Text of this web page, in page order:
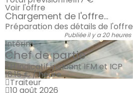
Voir l'offre
Chargement de l'offre...
Préparation des détails de l'offre
Publiée il y a 20 heures
Intérim
Chef de partie
TH indicatif incluant IFM et ICP
18.15 € / heure
Traiteur
10 août 2026